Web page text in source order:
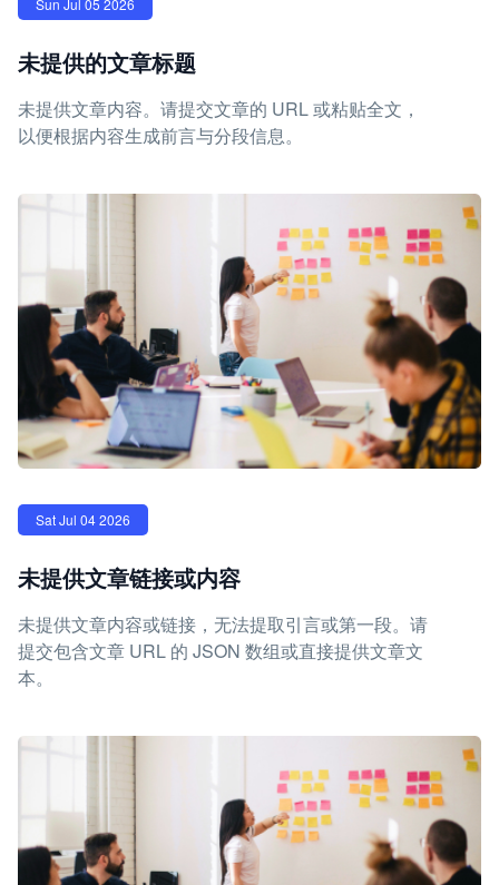
Sun Jul 05 2026
未提供的文章标题
未提供文章内容。请提交文章的 URL 或粘贴全文，
以便根据内容生成前言与分段信息。
Sat Jul 04 2026
未提供文章链接或内容
未提供文章内容或链接，无法提取引言或第一段。请
提交包含文章 URL 的 JSON 数组或直接提供文章文
本。